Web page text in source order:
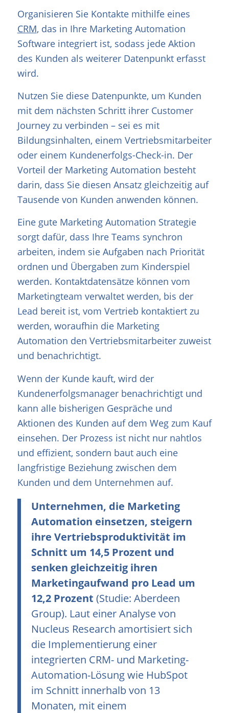
Organisieren Sie Kontakte mithilfe eines
CRM, das in Ihre Marketing Automation
Software integriert ist, sodass jede Aktion
des Kunden als weiterer Datenpunkt erfasst
wird.
Nutzen Sie diese Datenpunkte, um Kunden
mit dem nächsten Schritt ihrer Customer
Journey zu verbinden – sei es mit
Bildungsinhalten, einem Vertriebsmitarbeiter
oder einem Kundenerfolgs-Check-in. Der
Vorteil der Marketing Automation besteht
darin, dass Sie diesen Ansatz gleichzeitig auf
Tausende von Kunden anwenden können.
Eine gute Marketing Automation Strategie
sorgt dafür, dass Ihre Teams synchron
arbeiten, indem sie Aufgaben nach Priorität
ordnen und Übergaben zum Kinderspiel
werden. Kontaktdatensätze können vom
Marketingteam verwaltet werden, bis der
Lead bereit ist, vom Vertrieb kontaktiert zu
werden, woraufhin die Marketing
Automation den Vertriebsmitarbeiter zuweist
und benachrichtigt.
Wenn der Kunde kauft, wird der
Kundenerfolgsmanager benachrichtigt und
kann alle bisherigen Gespräche und
Aktionen des Kunden auf dem Weg zum Kauf
einsehen. Der Prozess ist nicht nur nahtlos
und effizient, sondern baut auch eine
langfristige Beziehung zwischen dem
Kunden und dem Unternehmen auf.
Unternehmen, die Marketing
Automation einsetzen, steigern
ihre Vertriebsproduktivität im
Schnitt um 14,5 Prozent und
senken gleichzeitig ihren
Marketingaufwand pro Lead um
12,2 Prozent (Studie: Aberdeen
Group). Laut einer Analyse von
Nucleus Research amortisiert sich
die Implementierung einer
integrierten CRM- und Marketing-
Automation-Lösung wie HubSpot
im Schnitt innerhalb von 13
Monaten, mit einem